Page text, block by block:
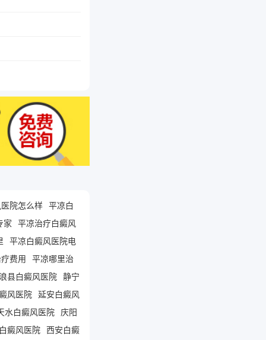
院怎么样 平凉白
家 平凉治疗白癜风
平凉白癜风医院电
费用 平凉哪里治
县白癜风医院 静宁
风医院 延安白癜风
水白癜风医院 庆阳
癜风医院 西安白癜